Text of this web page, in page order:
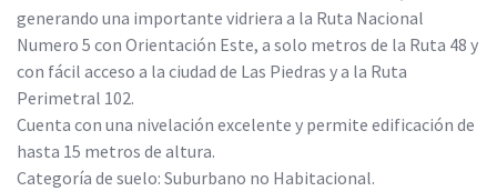
generando una importante vidriera a la Ruta Nacional
Numero 5 con Orientación Este, a solo metros de la Ruta 48 y
con fácil acceso a la ciudad de Las Piedras y a la Ruta
Perimetral 102.
Cuenta con una nivelación excelente y permite edificación de
hasta 15 metros de altura.
Categoría de suelo: Suburbano no Habitacional.